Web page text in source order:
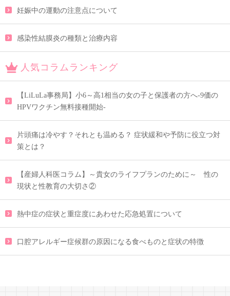
妊娠中の運動の注意点について
感染性結膜炎の種類と治療内容
人気コラムランキング
【LiLuLa事務局】小6～高1相当の女の子と保護者の方へ-9価の
HPVワクチン無料接種開始-
片頭痛は冷やす？それとも温める？ 症状緩和や予防に役立つ対
策とは？
【産婦人科医コラム】～貴女のライフプランのために～ 性の
現状と性教育の大切さ②
熱中症の症状と重症度にあわせた応急処置について
口腔アレルギー症候群の原因になる食べものと症状の特徴